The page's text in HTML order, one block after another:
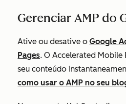
Gerenciar AMP do
Ative ou desative o Google
Pages. O Accelerated Mobile
seu conteúdo
como usar o AMP no seu